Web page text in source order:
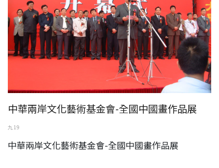
中華兩岸文化藝術基金會-全國中國畫作品展
九 19
中華兩岸文化藝術基金會-全國中國畫作品展